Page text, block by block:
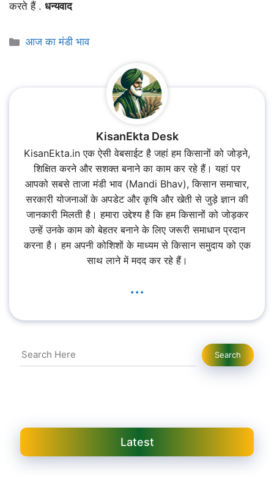
करते हैं . धन्यवाद
Categories
आज का मंडी भाव
KisanEkta Desk
KisanEkta.in एक ऐसी वेबसाईट है जहां हम किसानों को जोड़ने,
शिक्षित करने और सशक्त बनाने का काम कर रहे हैं। यहां पर
आपको सबसे ताजा मंडी भाव (Mandi Bhav), किसान समाचार,
सरकारी योजनाओं के अपडेट और कृषि और खेती से जुड़े ज्ञान की
जानकारी मिलती है। हमारा उद्देश्य है कि हम किसानों को जोड़कर
उन्हें उनके काम को बेहतर बनाने के लिए जरूरी समाधान प्रदान
करना है। हम अपनी कोशिशों के माध्यम से किसान समुदाय को एक
साथ लाने में मदद कर रहे हैं।
...
Search Search
Latest